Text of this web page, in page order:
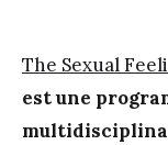
The Sexual
est une